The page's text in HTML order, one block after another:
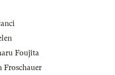
Foujita
Froschauer